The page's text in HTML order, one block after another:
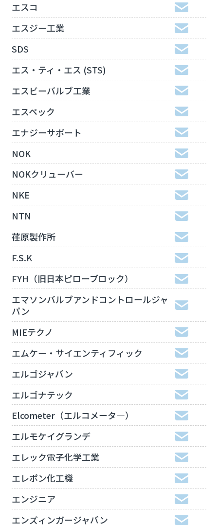
エスコ
エスジー工業
SDS
エス・ティ・エス (STS)
エスビーバルブ工業
エスペック
エナジーサポート
NOK
NOKクリューバー
NKE
NTN
荏原製作所
F.S.K
FYH（旧日本ピローブロック）
エマソンバルブアンドコントロールジャ
パン
MIEテクノ
エムケー・サイエンティフィック
エルゴジャパン
エルゴナテック
Elcometer（エルコメータ―）
エルモケイグランデ
エレック電子化学工業
エレポン化工機
エンジニア
エンズィンガージャパン